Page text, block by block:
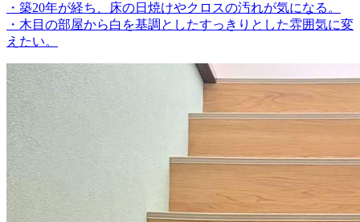
・築20年が経ち、床の日焼けやクロスの汚れが気になる。
・木目の部屋から白を基調としたすっきりとした雰囲気に変
えたい。